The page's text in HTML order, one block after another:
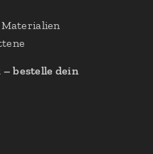
bestelle dein